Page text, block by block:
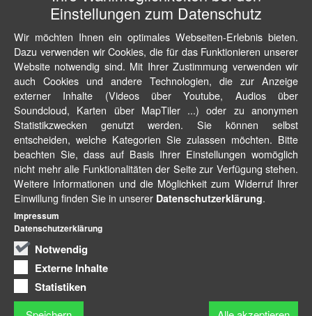
Einstellungen zum Datenschutz
Wir möchten Ihnen ein optimales Webseiten-Erlebnis bieten.
Dazu verwenden wir Cookies, die für das Funktionieren unserer
Website notwendig sind. Mit Ihrer Zustimmung verwenden wir
auch Cookies und andere Technologien, die zur Anzeige
externer Inhalte (Videos über Youtube, Audios über
Soundcloud, Karten über MapTiler ...) oder zu anonymen
Statistikzwecken genutzt werden. Sie können selbst
entscheiden, welche Kategorien Sie zulassen möchten. Bitte
beachten Sie, dass auf Basis Ihrer Einstellungen womöglich
nicht mehr alle Funktionalitäten der Seite zur Verfügung stehen.
Weitere Informationen und die Möglichkeit zum Widerruf Ihrer
Einwillung finden Sie in unserer Datenschutzerklärung.
Notwendig
Externe Inhalte
Statistiken
Impressum
Datenschutzerklärung